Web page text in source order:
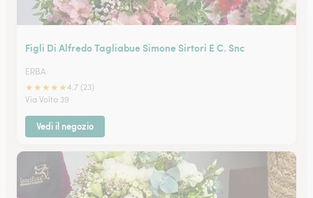
Figli Di Alfredo Tagliabue Simone Sirtori E C. Snc
ERBA
★★★★★4.7 (23)
Via Volta 39
Vedi il negozio